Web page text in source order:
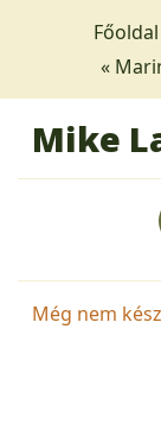
Főoldal
«
Mike
Még nem